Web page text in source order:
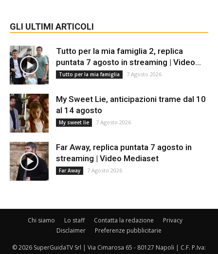
GLI ULTIMI ARTICOLI
Tutto per la mia famiglia 2, replica
puntata 7 agosto in streaming | Video...
Tutto per la mia famiglia 7 Agosto 2026
My Sweet Lie, anticipazioni trame dal 10
al 14 agosto
My sweet lie 7 Agosto 2026
Far Away, replica puntata 7 agosto in
streaming | Video Mediaset
Far Away 7 Agosto 2026
Chi siamo Lo staff Contatta la redazione
Privacy
Disclaimer
Preferenze pubblicitarie
© 2026 SuperGuidaTV Srl | Via Cimarosa 65 - 80127 Napoli | C.F. P.Iva: